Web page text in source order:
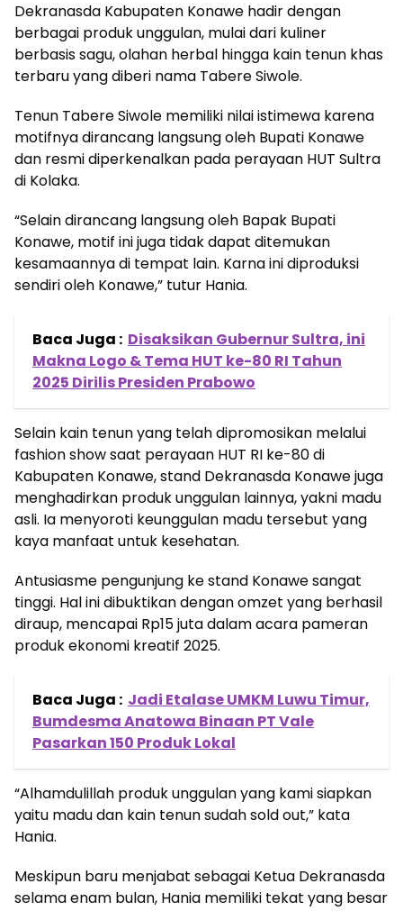
Dekranasda Kabupaten Konawe hadir dengan
berbagai produk unggulan, mulai dari kuliner
berbasis sagu, olahan herbal hingga kain tenun khas
terbaru yang diberi nama Tabere Siwole.
Tenun Tabere Siwole memiliki nilai istimewa karena
motifnya dirancang langsung oleh Bupati Konawe
dan resmi diperkenalkan pada perayaan HUT Sultra
di Kolaka.
“Selain dirancang langsung oleh Bapak Bupati
Konawe, motif ini juga tidak dapat ditemukan
kesamaannya di tempat lain. Karna ini diproduksi
sendiri oleh Konawe,” tutur Hania.
Baca Juga : Disaksikan Gubernur Sultra, ini
Makna Logo & Tema HUT ke-80 RI Tahun
2025 Dirilis Presiden Prabowo
Selain kain tenun yang telah dipromosikan melalui
fashion show saat perayaan HUT RI ke-80 di
Kabupaten Konawe, stand Dekranasda Konawe juga
menghadirkan produk unggulan lainnya, yakni madu
asli. Ia menyoroti keunggulan madu tersebut yang
kaya manfaat untuk kesehatan.
Antusiasme pengunjung ke stand Konawe sangat
tinggi. Hal ini dibuktikan dengan omzet yang berhasil
diraup, mencapai Rp15 juta dalam acara pameran
produk ekonomi kreatif 2025.
Baca Juga : Jadi Etalase UMKM Luwu Timur,
Bumdesma Anatowa Binaan PT Vale
Pasarkan 150 Produk Lokal
“Alhamdulillah produk unggulan yang kami siapkan
yaitu madu dan kain tenun sudah sold out,” kata
Hania.
Meskipun baru menjabat sebagai Ketua Dekranasda
selama enam bulan, Hania memiliki tekat yang besar